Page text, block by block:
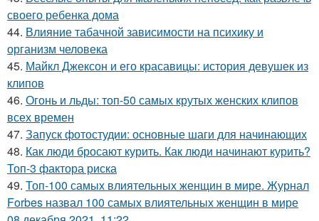
своего ребенка дома
44. Влияние табачной зависимости на психику и
организм человека
45. Майкл Джексон и его красавицы: история девушек из
клипов
46. Огонь и льды: топ-50 самых крутых женских клипов
всех времен
47. Запуск фотостудии: основные шаги для начинающих
48. Как люди бросают курить. Как люди начинают курить?
Топ-3 фактора риска
49. Топ-100 самых влиятельных женщин в мире. Журнал
Forbes назвал 100 самых влиятельных женщин в мире